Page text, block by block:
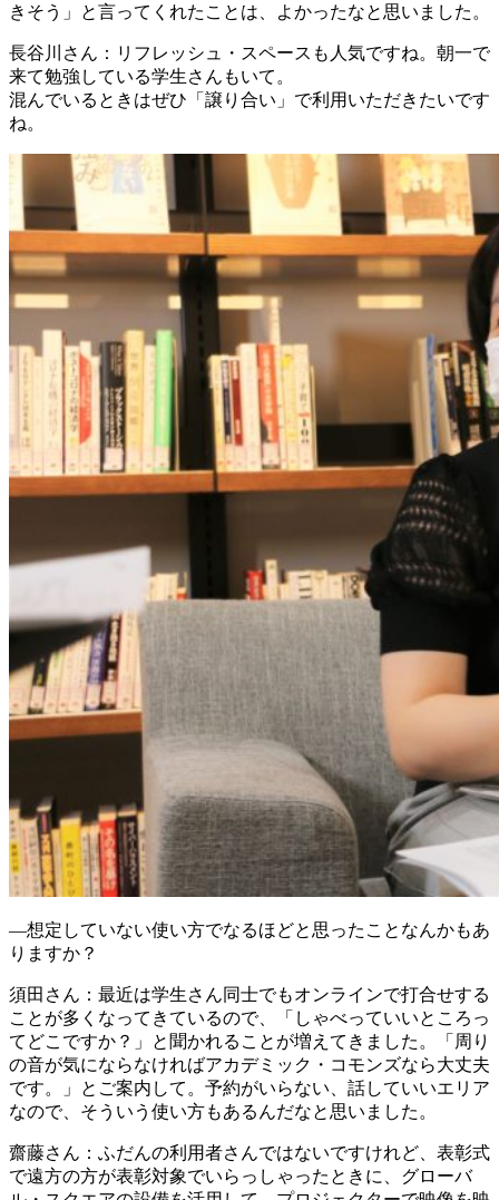
きそう」と言ってくれたことは、よかったなと思いました。
長谷川さん ：リフレッシュ・スペースも人気ですね。朝一で
来て勉強している学生さんもいて。
混んでいるときはぜひ「譲り合い」で利用いただきたいです
ね。
―想定していない使い方でなるほどと思ったことなんかもあ
りますか？
須田さん ：最近は学生さん同士でもオンラインで打合せする
ことが多くなってきているので、「しゃべっていいところっ
てどこですか？」と聞かれることが増えてきました。「周り
の音が気にならなければアカデミック・コモンズなら大丈夫
です。」とご案内して。予約がいらない、話していいエリア
なので、そういう使い方もあるんだなと思いました。
齋藤さん ：ふだんの利用者さんではないですけれど、表彰式
で遠方の方が表彰対象でいらっしゃったときに、グローバ